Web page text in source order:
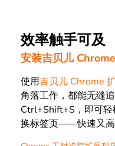
效率触手可及
安装吉贝儿
使用吉贝儿 Chrome
角落工作，都能无缝
Ctrl+Shift+S，即可
换标签页——快速又高